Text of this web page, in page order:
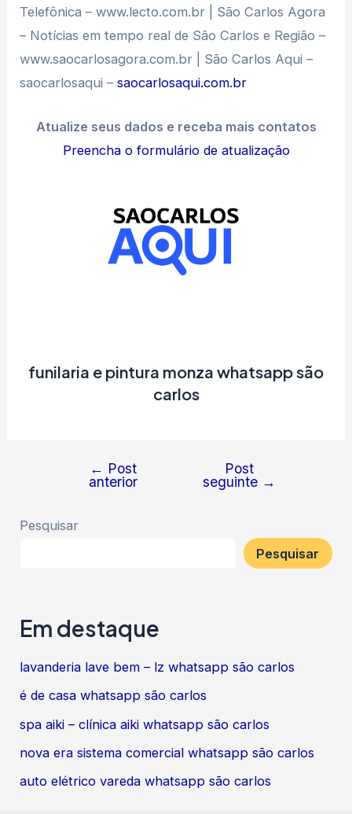
Telefônica – www.lecto.com.br | São Carlos Agora
– Notícias em tempo real de São Carlos e Região –
www.saocarlosagora.com.br | São Carlos Aqui –
saocarlosaqui –saocarlosaqui.com.br
Atualize seus dados e receba mais contatos
Preencha o formulário de atualização
funilaria e pintura monza whatsapp são
carlos
Navegação
Post
← Post
anterior
Post
seguinte →
Pesquisar
Pesquisar
Em destaque
lavanderia lave bem – lz whatsapp são carlos
é de casa whatsapp são carlos
spa aiki – clínica aiki whatsapp são carlos
nova era sistema comercial whatsapp são carlos
auto elétrico vareda whatsapp são carlos